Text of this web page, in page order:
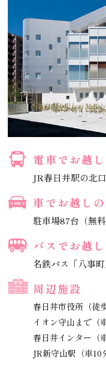
電車でお越
JR春日井駅の北
車でお越し
駐車場87台（無料
バスでお越
名鉄バス「八事
周辺施設
春日井市役所（徒
イオン守山まで（
春日井インター（
JR新守山駅（車10